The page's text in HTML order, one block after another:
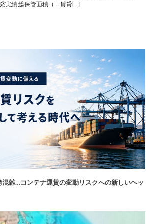
実績 総保管面積（＝賃貸[…]
混雑…コンテナ運賃の変動リスクへの新しいヘッ